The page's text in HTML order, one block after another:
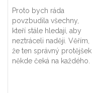
Proto bych ráda
povzbudila všechny,
kteří stále hledají, aby
neztráceli naději. Věřím,
že ten správný protějšek
někde čeká na každého.